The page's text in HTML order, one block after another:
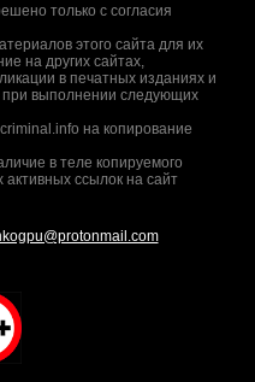
только с согласия
этого сайта для их
на других сайтах,
в печатных изданиях и
при выполнении следующих
на копирование
в теле копируемого
ссылок на сайт